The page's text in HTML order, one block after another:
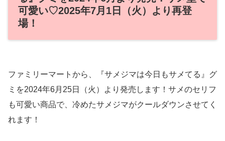
可愛い♡2025年7月1日（火）より再登
場！
ファミリーマートから、『サメジマは今日もサメてる』グ
ミを2024年6月25日（火）より発売します！サメのセリフ
も可愛い商品で、冷めたサメジマがクールダウンさせてく
れます！